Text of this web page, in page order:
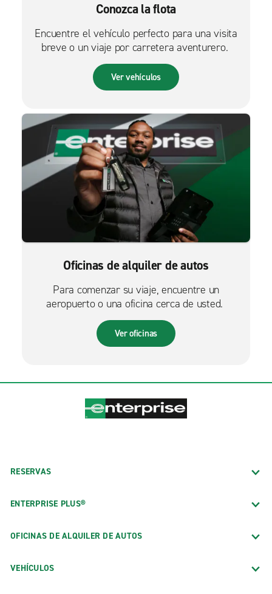
Conozca la flota
Encuentre el vehículo perfecto para una visita
breve o un viaje por carretera aventurero.
Ver vehículos
Oficinas de alquiler de autos
Para comenzar su viaje, encuentre un
aeropuerto o una oficina cerca de usted.
Ver oficinas
RESERVAS
ENTERPRISE PLUS®
OFICINAS DE ALQUILER DE AUTOS
VEHÍCULOS